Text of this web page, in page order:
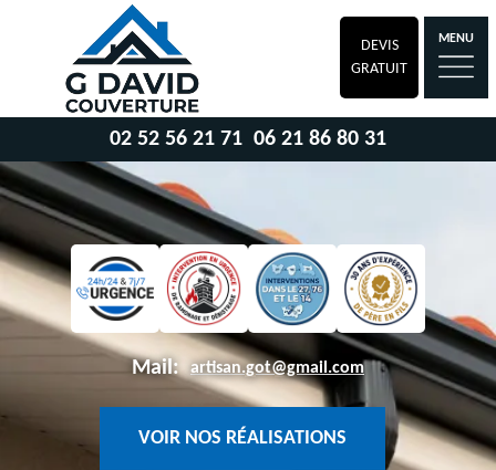
DEVIS
GRATUIT
MENU
02 52 56 21 71 06 21 86 80 31
Mail: artisan.got@gmail.com
VOIR NOS RÉALISATIONS